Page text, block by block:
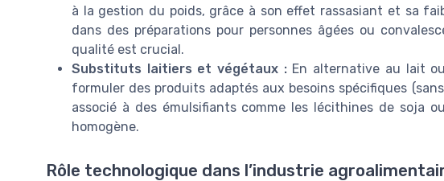
à la gestion du poids, grâce à son effet rassasiant et sa
dans des préparations pour personnes âgées ou
qualité est crucial.
Substituts laitiers et végétaux :En alternative au lait
formuler des produits adaptés aux besoins spécifiques
associé à des émulsifiants comme les lécithines de soja
homogène.
Rôle technologique dans l’industrie